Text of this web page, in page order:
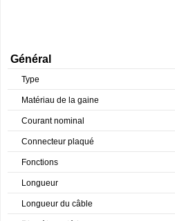
Général
Type
Matériau de la gaine
Courant nominal
Connecteur plaqué
Fonctions
Longueur
Longueur du câble